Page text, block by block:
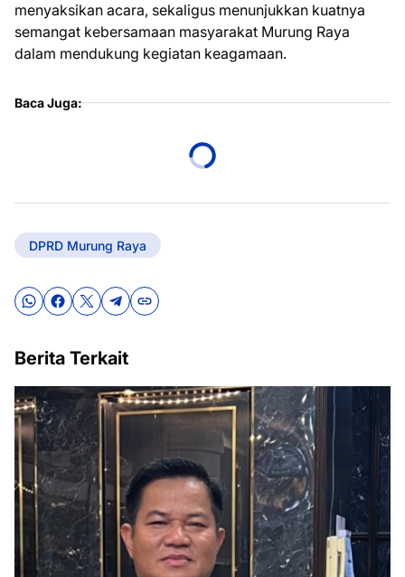
menyaksikan acara, sekaligus menunjukkan kuatnya
semangat kebersamaan masyarakat Murung Raya
dalam mendukung kegiatan keagamaan.
Baca Juga:
DPRD Murung Raya
Berita Terkait